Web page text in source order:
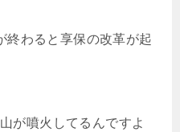
終わると享保の改革が起
が噴火してるんですよ